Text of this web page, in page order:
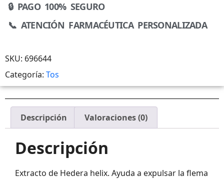
🔒 PAGO 100% SEGURO
📞 ATENCIÓN FARMACÉUTICA PERSONALIZADA
SKU: 696644
Categoría: Tos
Descripción Valoraciones (0)
Descripción
Extracto de Hedera helix. Ayuda a expulsar la flema